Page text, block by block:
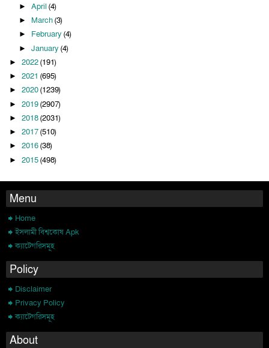
► April (4)
► March(3)
► February (4)
► January (4)
► 2022(191)
► 2021 (695)
► 2020(1239)
► 2019(2907)
► 2018(2031)
► 2017(510)
► 2016(38)
► 2015(498)
Menu
Home
ইসলামী বিশ্বকোষ Apk
ক্যাটেগরিসমূহ
Policy
Disclaimer
Privacy Policy
ক্যাটেগরিসমূহ
About